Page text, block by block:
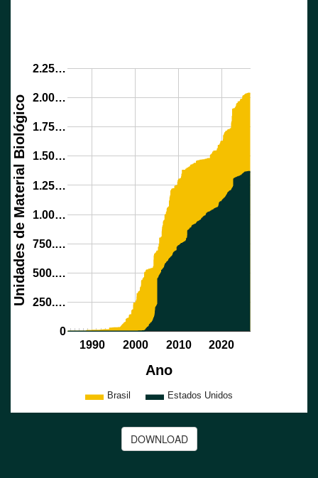
Brasil Estados Unidos
1990 2000 2010 2020
0
250.…
500.…
750.…
1.00…
1.25…
1.50…
1.75…
2.00…
2.25…
Ano
Unidades de Material Biológico
DOWNLOAD